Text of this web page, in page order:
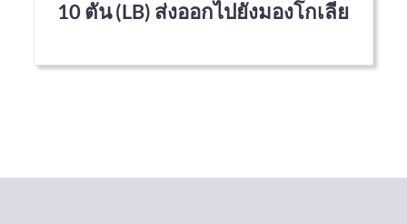
10 ตัน (LB) ส่งออกไปยังมองโกเลีย